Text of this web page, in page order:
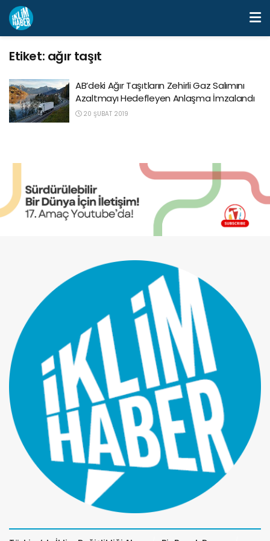
Etiket: ağır taşıt
AB’deki Ağır Taşıtların Zehirli Gaz Salımını
Azaltmayı Hedefleyen Anlaşma İmzalandı
20 ŞUBAT 2019